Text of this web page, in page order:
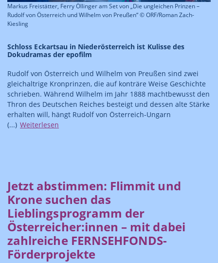
Markus Freistätter, Ferry Öllinger am Set von „Die ungleichen Prinzen –
Rudolf von Österreich und Wilhelm von Preußen“ © ORF/Roman Zach-
Kiesling
Schloss Eckartsau in Niederösterreich ist Kulisse des
Dokudramas der epofilm
Rudolf von Österreich und Wilhelm von Preußen sind zwei
gleichaltrige Kronprinzen, die auf konträre Weise Geschichte
schrieben. Während Wilhelm im Jahr 1888 machtbewusst den
Thron des Deutschen Reiches besteigt und dessen alte Stärke
erhalten will, hängt Rudolf von Österreich-Ungarn
(...) Weiterlesen
Jetzt abstimmen: Flimmit und
Krone suchen das
Lieblingsprogramm der
Österreicher:innen – mit dabei
zahlreiche FERNSEHFONDS-
Förderprojekte